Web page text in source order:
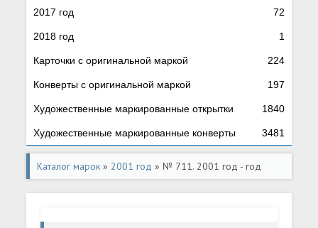
2017 год 72
2018 год 1
Карточки с оригинальной маркой 224
Конверты с оригинальной маркой 197
Художественные маркированные открытки 1840
Художественные маркированные конверты 3481
Каталог марок »2001 год » № 711. 2001 год - год
диалога между цивилизациями под эгидой